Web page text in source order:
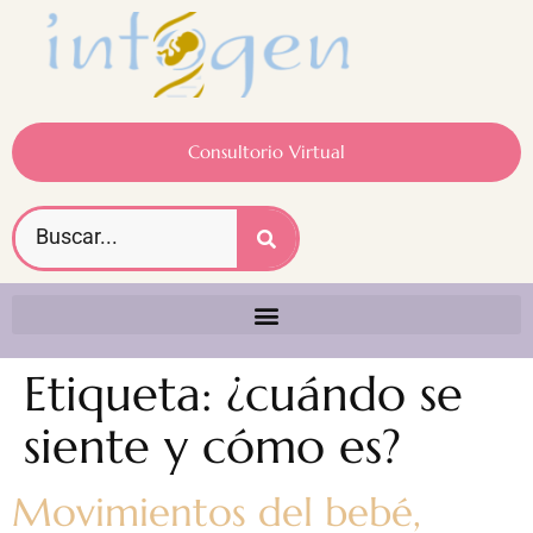
Consultorio Virtual
Etiqueta: ¿cuándo se
siente y cómo es?
Movimientos del bebé,